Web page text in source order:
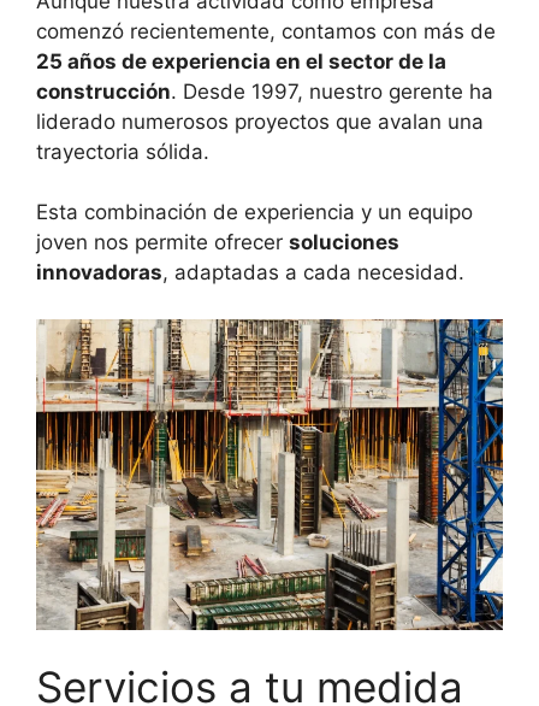
comenzó recientemente, contamos con más de
25 años de experiencia en el sector de la
construcción. Desde 1997, nuestro gerente ha
liderado numerosos proyectos que avalan una
trayectoria sólida.
Esta combinación de experiencia y un equipo
joven nos permite ofrecer soluciones
innovadoras, adaptadas a cada necesidad.
Servicios a tu medida